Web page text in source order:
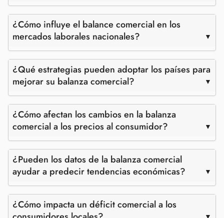
¿Cómo influye el balance comercial en los
mercados laborales nacionales?
¿Qué estrategias pueden adoptar los países para
mejorar su balanza comercial?
¿Cómo afectan los cambios en la balanza
comercial a los precios al consumidor?
¿Pueden los datos de la balanza comercial
ayudar a predecir tendencias económicas?
¿Cómo impacta un déficit comercial a los